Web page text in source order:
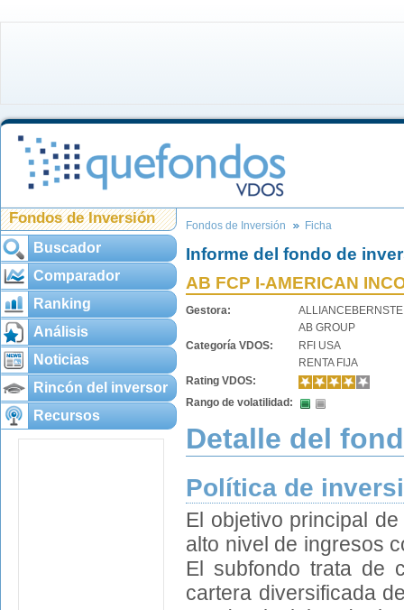
Fondos de Inversión
Buscador
Comparador
Ranking
Análisis
Noticias
Rincón del inversor
Recursos
Fondos de Inversión Ficha
Informe del fondo de
AB FCP I-AMERICAN
Gestora:
AB GROUP
Categoría VDOS:
RFI USA
RENTA FIJA
Rating VDOS:
Rango de volatilidad:
Detalle del
Política de
El objetivo principal
alto nivel de ingresos
El subfondo trata de
cartera diversificada